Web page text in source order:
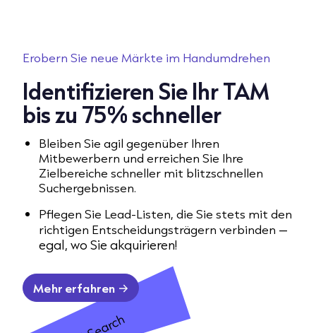
Erobern Sie neue Märkte im Handumdrehen
Identifizieren Sie Ihr TAM
bis zu 75% schneller
Bleiben Sie agil gegenüber Ihren
Mitbewerbern und erreichen Sie Ihre
Zielbereiche schneller mit blitzschnellen
Suchergebnissen.
Pflegen Sie Lead-Listen, die Sie stets mit den
richtigen Entscheidungsträgern verbinden –
egal, wo Sie akquirieren!
Mehr erfahren